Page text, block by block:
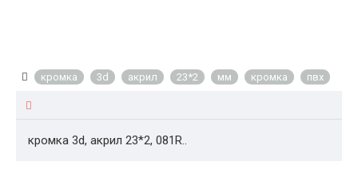
кромка 3d акрил 23*2 мм кромка пвх
кромка 3d, акрил 23*2, 081R..